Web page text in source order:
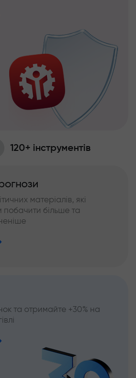
120+ інструментів
матеріалів, які
побачити більше та
та отримайте +30% на